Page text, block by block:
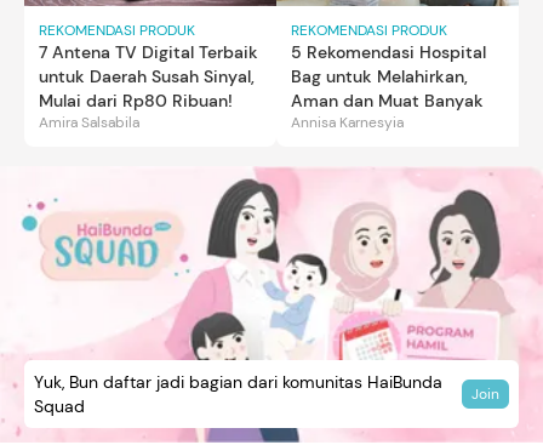
REKOMENDASI PRODUK
7 Antena TV Digital Terbaik
untuk Daerah Susah Sinyal,
Mulai dari Rp80 Ribuan!
Amira Salsabila
REKOMENDASI PRODUK
5 Rekomendasi Hospital
Bag untuk Melahirkan,
Aman dan Muat Banyak
Annisa Karnesyia
Yuk, Bun daftar jadi bagian dari komunitas HaiBunda
Squad
Join